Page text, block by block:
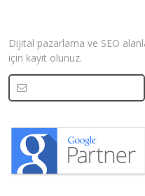
Dijital pazarlama ve SEO
için kayıt olunuz.